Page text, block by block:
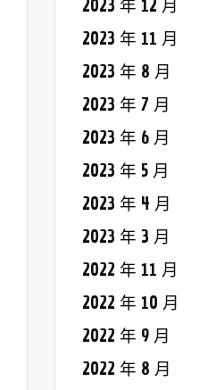
2023 年 12 月
2023 年 11 月
2023 年 8 月
2023 年 7 月
2023 年 6 月
2023 年 5 月
2023 年 4 月
2023 年 3 月
2022 年 11 月
2022 年 10 月
2022 年 9 月
2022 年 8 月